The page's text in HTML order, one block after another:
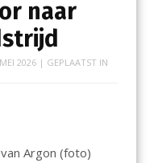
naar
2026| GEPLAATST IN
Argon (foto)